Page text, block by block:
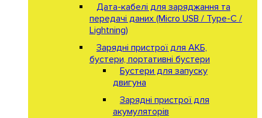
Дата-кабелі для заряджання та
передачі даних (Micro USB / Type-C /
Lightning)
Зарядні пристрої для АКБ,
бустери, портативні бустери
Бустери для запуску
двигуна
Зарядні пристрої для
акумуляторів